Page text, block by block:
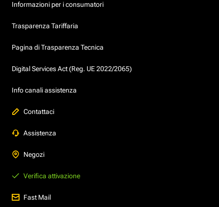
Informazioni per i consumatori
Trasparenza Tariffaria
Pagina di Trasparenza Tecnica
Digital Services Act (Reg. UE 2022/2065)
Info canali assistenza
Contattaci
Assistenza
Negozi
Verifica attivazione
Fast Mail